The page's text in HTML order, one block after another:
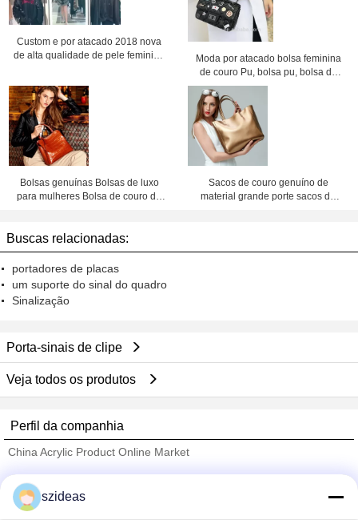
Custom e por atacado 2018 nova
de alta qualidade de pele feminina
Moda por atacado bolsa feminina
de couro Pu, bolsa pu, bolsa de
corrente, bolsa transversal, preço
de fábrica Shenzhen Lily Cheng
Bolsas genuínas Bolsas de luxo
para mulheres Bolsa de couro de
Sacos de couro genuíno de
material grande porte sacos de
Buscas relacionadas:
portadores de placas
um suporte do sinal do quadro
Sinalização
Porta-sinais de clipe
Veja todos os produtos
Perfil da companhia
China Acrylic Product Online Market
Trust Seal
szideas